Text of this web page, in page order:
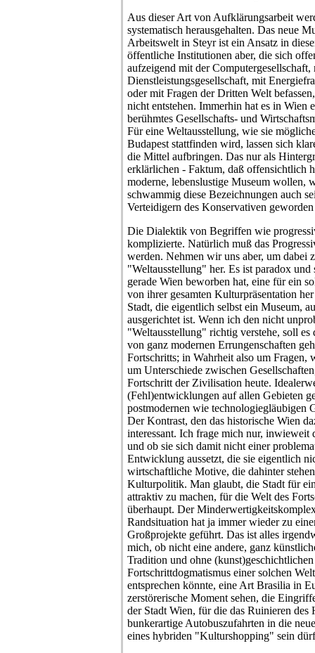
Aus dieser Art von Aufklärungsarbeit
systematisch herausgehalten. Das neue
Arbeitswelt in Steyr ist ein Ansatz in
öffentliche Institutionen aber, die sich
aufzeigend mit der
Dienstleistungsgesellschaft, mit
oder mit Fragen der Dritten Welt
nicht entstehen. Immerhin hat es in Wien
berühmtes Gesellschafts- und
Für eine Weltausstellung, wie sie
Budapest stattfinden wird, lassen sich
die Mittel aufbringen. Das nur als
erklärlichen - Faktum, daß offensichtlich
moderne, lebenslustige Museum wollen,
schwammig diese Bezeichnungen auch
Verteidigern des Konservativen
Die Dialektik von Begriffen wie
komplizierte. Natürlich muß das
werden. Nehmen wir uns aber, um dabei
"Weltausstellung" her. Es ist paradox und
gerade Wien beworben hat, eine für ein
von ihrer gesamten Kulturpräsentation
Stadt, die eigentlich selbst ein Museum,
ausgerichtet ist. Wenn ich den nicht
"Weltausstellung" richtig verstehe, soll es
von ganz modernen Errungenschaften
Fortschritts; in Wahrheit also um Fragen,
um Unterschiede zwischen
Fortschritt der Zivilisation heute.
(Fehl)entwicklungen auf allen Gebieten
postmodernen wie technologiegläubigen
Der Kontrast, den das historische Wien
interessant. Ich frage mich nur, inwieweit
und ob sie sich damit nicht einer
Entwicklung aussetzt, die sie eigentlich
wirtschaftliche Motive, die dahinter
Kulturpolitik. Man glaubt, die Stadt für
attraktiv zu machen, für die Welt des
überhaupt. Der
Randsituation hat ja immer wieder zu
Großprojekte geführt. Das ist alles
mich, ob nicht eine andere, ganz
Tradition und ohne
Fortschrittdogmatismus einer solchen
entsprechen könnte, eine Art Brasilia in
zerstörerische Moment sehen, die
der Stadt Wien, für die das Ruinieren des
bunkerartige Autobuszufahrten in die
eines hybriden "Kulturshopping" sein